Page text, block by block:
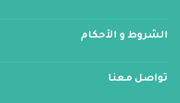
الشروط و الأحكام
تواصل معنا